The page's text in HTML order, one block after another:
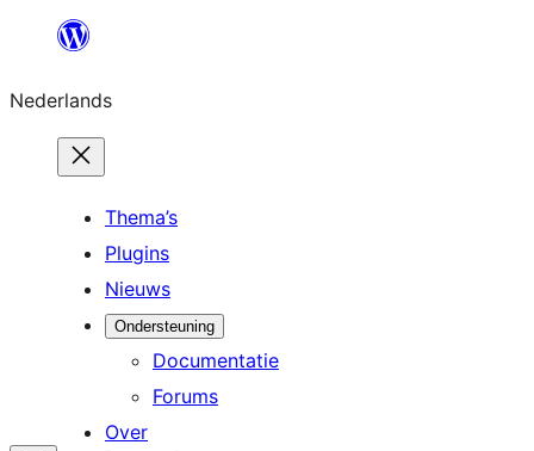
de
inhoud
Nederlands
Thema’s
Plugins
Nieuws
Ondersteuning
Documentatie
Forums
Over